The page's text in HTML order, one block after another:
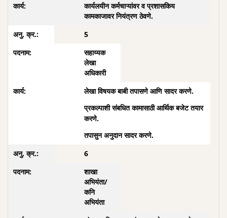
कार्यलयीन कर्मचाऱ्यांवर व प्रशासकिय
कामकाजावर नियंत्रण ठेवणे.
5
सहाय्यक
लेखा
अधिकारी
लेखा विषयक बाबी तपासणे आणि सादर करणे.
प्रकल्पाशी संबधित कामासाठी आर्थिक बजेट तयार
करणे.
तपासुन अनुदान सादर करणे.
6
शाखा
अभियंता/
कनि
अभियंता